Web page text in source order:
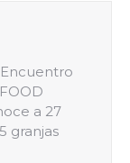
a 27
granjas